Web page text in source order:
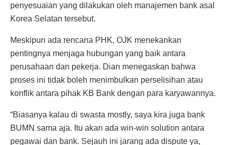
penyesuaian yang dilakukan oleh manajemen bank asal
Korea Selatan tersebut.
Meskipun ada rencana PHK, OJK menekankan
pentingnya menjaga hubungan yang baik antara
perusahaan dan pekerja. Dian menegaskan bahwa
proses ini tidak boleh menimbulkan perselisihan atau
konflik antara pihak KB Bank dengan para karyawannya.
“Biasanya kalau di swasta mostly, saya kira juga bank
BUMN sama aja. Itu akan ada win-win solution antara
pegawai dan bank. Sejauh ini jarang ada dispute ya,